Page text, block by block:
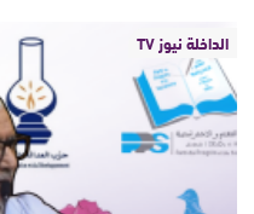
الداخلة نيوز TV